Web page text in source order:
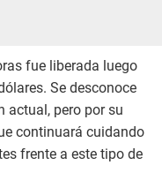
fue liberada luego
Se desconoce
actual, pero por su
continuará cuidando
frente a este tipo de